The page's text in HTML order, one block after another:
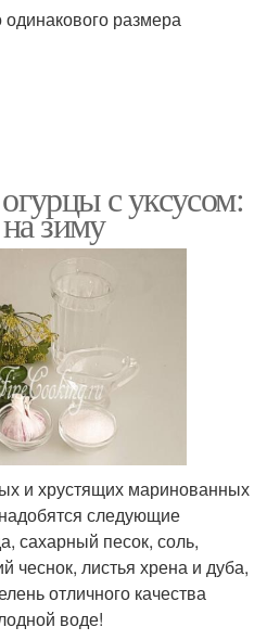
размера
с уксусом:
зиму
и хрустящих маринованных
следующие
сахарный песок, соль,
чеснок, листья хрена и дуба,
отличного качества
воде!